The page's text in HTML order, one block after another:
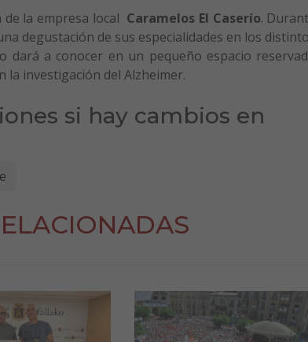
la empresa local Caramelos El Caserío.
degustación de sus especialidades en los
dará a conocer en un pequeño espacio
la investigación del Alzheimer.
si hay cambios en